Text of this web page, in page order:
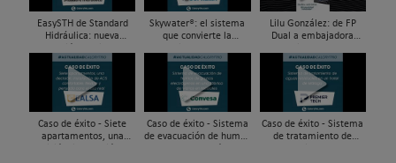
EasySTH de Standard
Hidráulica: nueva
de expansión para
tuberías PEX
Skywater®: el sistema
que convierte la
infraestructura activa de
gestión del agua...
Lilu González: de FP
Dual a embajadora
| Mecatrónica Industrial
Caso de éxito - Siete
apartamentos, una
Caso de éxito - Sistema
de evacuación de humos
Caso de éxito - Sistema
de tratamiento de